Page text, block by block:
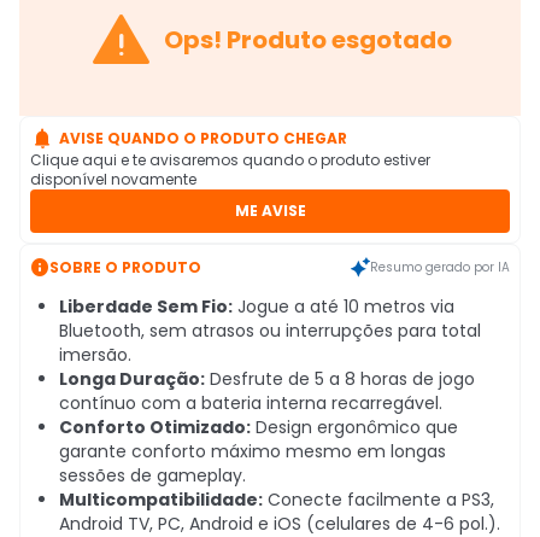
 Ops! Produto esgotado
 AVISE QUANDO O PRODUTO CHEGAR
Clique aqui e te avisaremos quando o produto estiver
disponível novamente
ME AVISE
SOBRE O PRODUTO Resumo gerado por IA
Liberdade Sem Fio: Jogue a até 10 metros via
Bluetooth, sem atrasos ou interrupções para total
imersão.
Longa Duração: Desfrute de 5 a 8 horas de jogo
contínuo com a bateria interna recarregável.
Conforto Otimizado: Design ergonômico que
garante conforto máximo mesmo em longas
sessões de gameplay.
Multicompatibilidade: Conecte facilmente a PS3,
Android TV, PC, Android e iOS (celulares de 4-6 pol.).